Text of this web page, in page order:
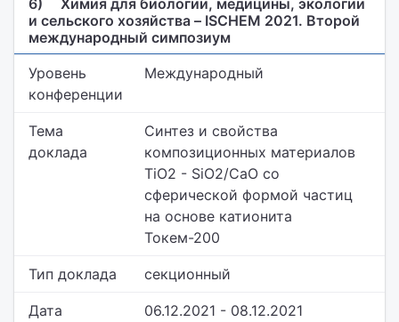
6)
Химия для биологии, медицины, экологии
и сельского хозяйства – ISCHEM 2021. Второй
международный симпозиум
Уровень
конференции
Международный
Тема
доклада
Синтез и свойства
композиционных материалов
TiO2 - SiO2/CaO со
сферической формой частиц
на основе катионита
Токем-200
Тип доклада секционный
Дата
06.12.2021 - 08.12.2021